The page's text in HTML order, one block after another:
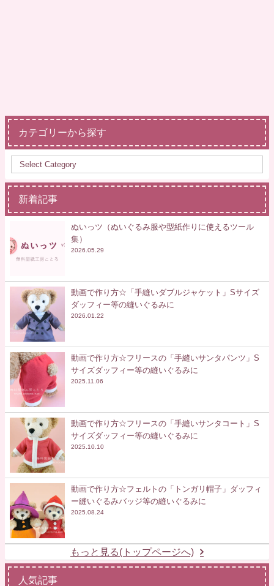
カテゴリーから探す
新着記事
ぬいっツ（ぬいぐるみ服や型紙作りに使えるツール
集）
2026.05.29
動画で作り方☆「手縫いダブルジャケット」Sサイズ
ダッフィー等の縫いぐるみに
2026.01.22
動画で作り方☆フリースの「手縫いサンタパンツ」S
サイズダッフィー等の縫いぐるみに
2025.11.06
動画で作り方☆フリースの「手縫いサンタコート」S
サイズダッフィー等の縫いぐるみに
2025.10.10
動画で作り方☆フェルトの「トンガリ帽子」ダッフィ
ー縫いぐるみバッジ等の縫いぐるみに
2025.08.24
もっと見る(トップページへ)
人気記事